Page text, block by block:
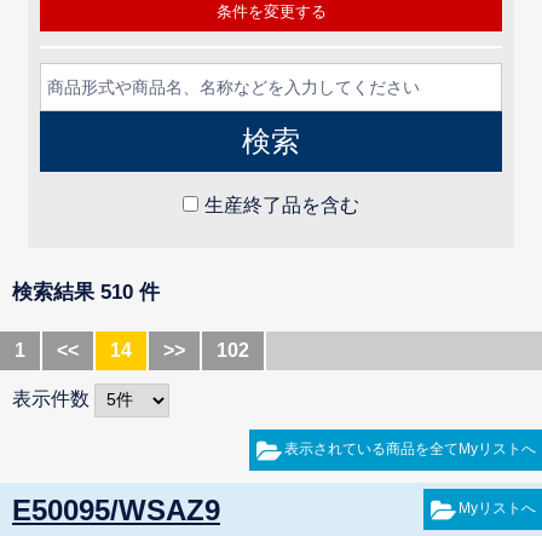
条件を変更する
生産終了品を含む
検索結果 510 件
1 << 14 >> 102
表示件数
E50095/WSAZ9